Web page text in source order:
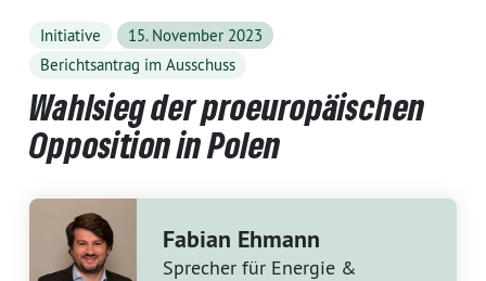
Initiative
15. November 2023
Berichtsantrag im Ausschuss
Wahlsieg der proeuropäischen
Opposition in Polen
Fabian Ehmann
Sprecher für Energie &